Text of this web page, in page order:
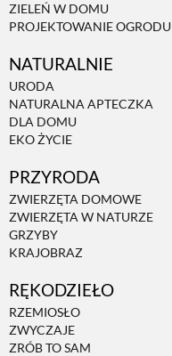
ZIELEŃ W DOMU
PROJEKTOWANIE OGRODU
NATURALNIE
URODA
NATURALNA APTECZKA
DLA DOMU
EKO ŻYCIE
PRZYRODA
ZWIERZĘTA DOMOWE
ZWIERZĘTA W NATURZE
GRZYBY
KRAJOBRAZ
RĘKODZIEŁO
RZEMIOSŁO
ZWYCZAJE
ZRÓB TO SAM